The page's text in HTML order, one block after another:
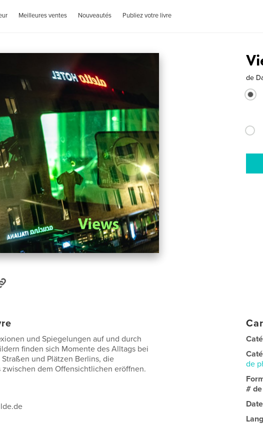
Meilleures ventes Nouveautés Publiez votre livre
de
und Spiegelungen auf und durch
finden sich Momente des Alltags bei
und Plätzen Berlins, die
zwischen dem Offensichtlichen eröffnen.
de
#